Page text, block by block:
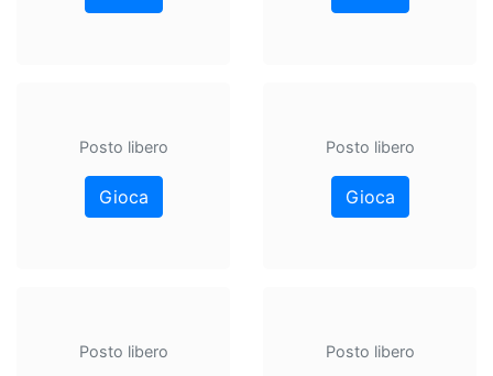
Posto libero
Gioca
Posto libero
Posto libero
Gioca
Posto libero